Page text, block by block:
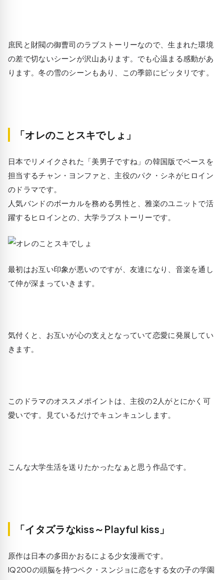
庶民と財閥の御曹司のラブストーリーなので、生まれた環境
の差で切ないシーンが沢山あります。でも心温まる感動があ
ります。冬の雪のシーンもあり、この季節にピッタリです。
「オレのことスキでしょ」
日本でリメイクされた「美男子ですね」の韓国版でベースを
担当するチャン・ヨンファと、主役のパク・シネがヒロイン
のドラマです。
人気バンドのボーカルを務める男性と、雅楽のユニットで活
躍するヒロインとの、大学ラブストーリーです。
最初はお互い印象が悪いのですが、友達になり、音楽を通し
て仲が深まっていきます。
気付くと、お互いが心の支えとなっていて恋愛に発展してい
きます。
このドラマのオススメポイントは、主役の2人がとにかく可
愛いです。見ているだけでキュンキュンします。
こんな大学生活を送りたかったなぁと思う作品です。
「イタズラなkiss～Playful kiss」
原作は日本の多田かおるによる少女漫画です。
IQ200の頭脳を持つペク・スンジョに恋をする女の子の学園